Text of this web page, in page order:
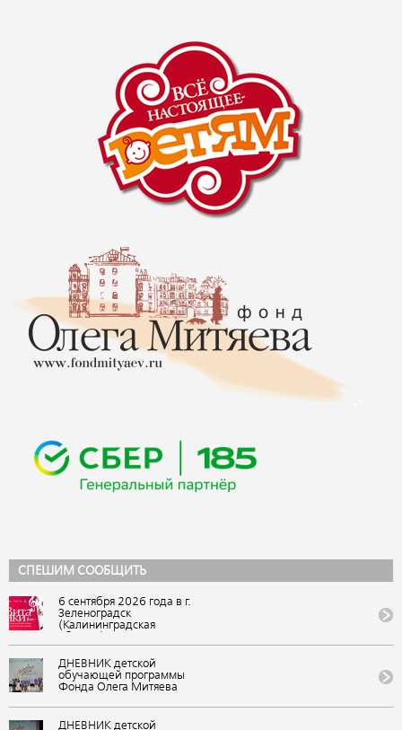
СПЕШИМ СООБЩИТЬ
6 сентября 2026 года в г.
Зеленоградск
(Калининградская
Всероссийский
фестиваль авторской
песни и поэзии
«ВитаЛики». Событие
представляет Фонд Олега
Митяева в рамках
«Марафона авторской
ДНЕВНИК детской
обучающей программы
Фонда Олега Митяева
фестивале авторской
музыки и поэзии «U-235.
ДНЕВНИК детской